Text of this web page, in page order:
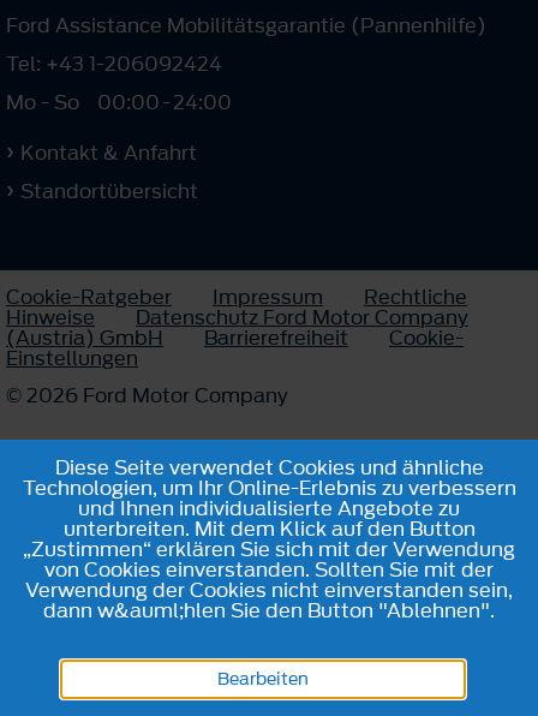
Ford Assistance Mobilitätsgarantie (Pannenhilfe)
Tel: +43 1-206092424
Mo - So
00:00-24:00
Kontakt & Anfahrt
Standortübersicht
Cookie-Ratgeber Impressum Rechtliche
Hinweise Datenschutz Ford Motor Company
(Austria) GmbH Barrierefreiheit Cookie-
Einstellungen
© 2026 Ford Motor Company
Diese Seite verwendet Cookies und ähnliche
Technologien, um Ihr Online-Erlebnis zu verbessern
und Ihnen individualisierte Angebote zu
unterbreiten. Mit dem Klick auf den Button
„Zustimmen“ erklären Sie sich mit der Verwendung
von Cookies einverstanden. Sollten Sie mit der
Verwendung der Cookies nicht einverstanden sein,
dann w&auml;hlen Sie den Button "Ablehnen".
Bearbeiten